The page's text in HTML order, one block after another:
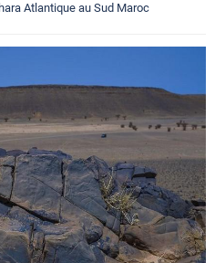
Atlantique au Sud Maroc